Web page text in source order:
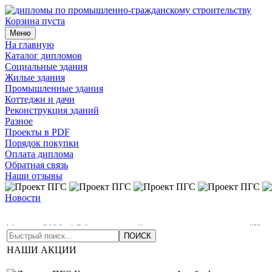
Корзина пуста
Меню
На главную
Каталог дипломов
Социальные здания
Жилые здания
Промышленные здания
Коттеджи и дачи
Реконструкция зданий
Разное
Проекты в PDF
Порядок покупки
Оплата диплома
Обратная связь
Наши отзывы
Новости
14 июля 2026 | Обновлен дизайн всех проектов на ветке
проекты в раздел "Жилые здания" 01 мая 2026
НАШИ АКЦИИ